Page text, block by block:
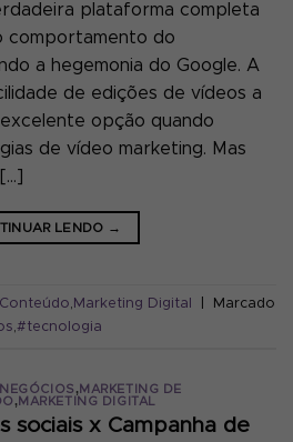
plataforma completa
comportamento do
a hegemonia do Google. A
de edições de vídeos a
opção quando
de vídeo marketing. Mas
LENDO →
, Marketing Digital
Marcado
,#tecnologia
,MARKETING DE
,MARKETING DIGITAL
sociais x Campanha de